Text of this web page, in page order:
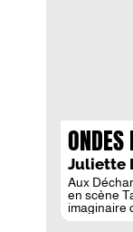
Juliette
Aux
en scène
imaginaire